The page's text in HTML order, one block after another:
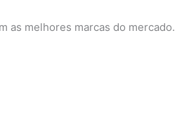
as melhores marcas do mercado.